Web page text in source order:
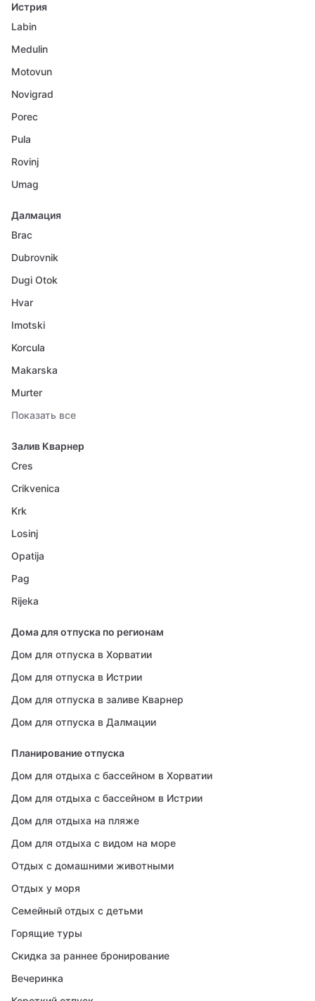
Истрия
Labin
Medulin
Motovun
Novigrad
Porec
Pula
Rovinj
Umag
Далмация
Brac
Dubrovnik
Dugi Otok
Hvar
Imotski
Korcula
Makarska
Murter
Показать все
Залив Кварнер
Cres
Crikvenica
Krk
Losinj
Opatija
Pag
Rijeka
Дома для отпуска по регионам
Дом для отпуска в Хорватии
Дом для отпуска в Истрии
Дом для отпуска в заливе Кварнер
Дом для отпуска в Далмации
Планирование отпуска
Дом для отдыха с бассейном в Хорватии
Дом для отдыха с бассейном в Истрии
Дом для отдыха на пляже
Дом для отдыха с видом на море
Отдых с домашними животными
Отдых у моря
Семейный отдых с детьми
Горящие туры
Скидка за раннее бронирование
Вечеринка